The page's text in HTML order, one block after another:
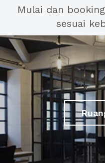
Mulai dan
sesuai